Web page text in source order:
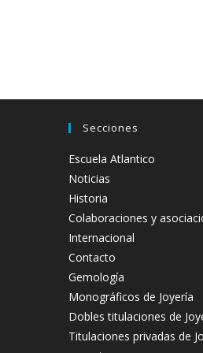
Secciones
Escuela Atlantico
Noticias
Historia
Colaboraciones y
Internacional
Contacto
Gemología
Monográficos de Joyería
Dobles titulaciones de
Titulaciones privadas de